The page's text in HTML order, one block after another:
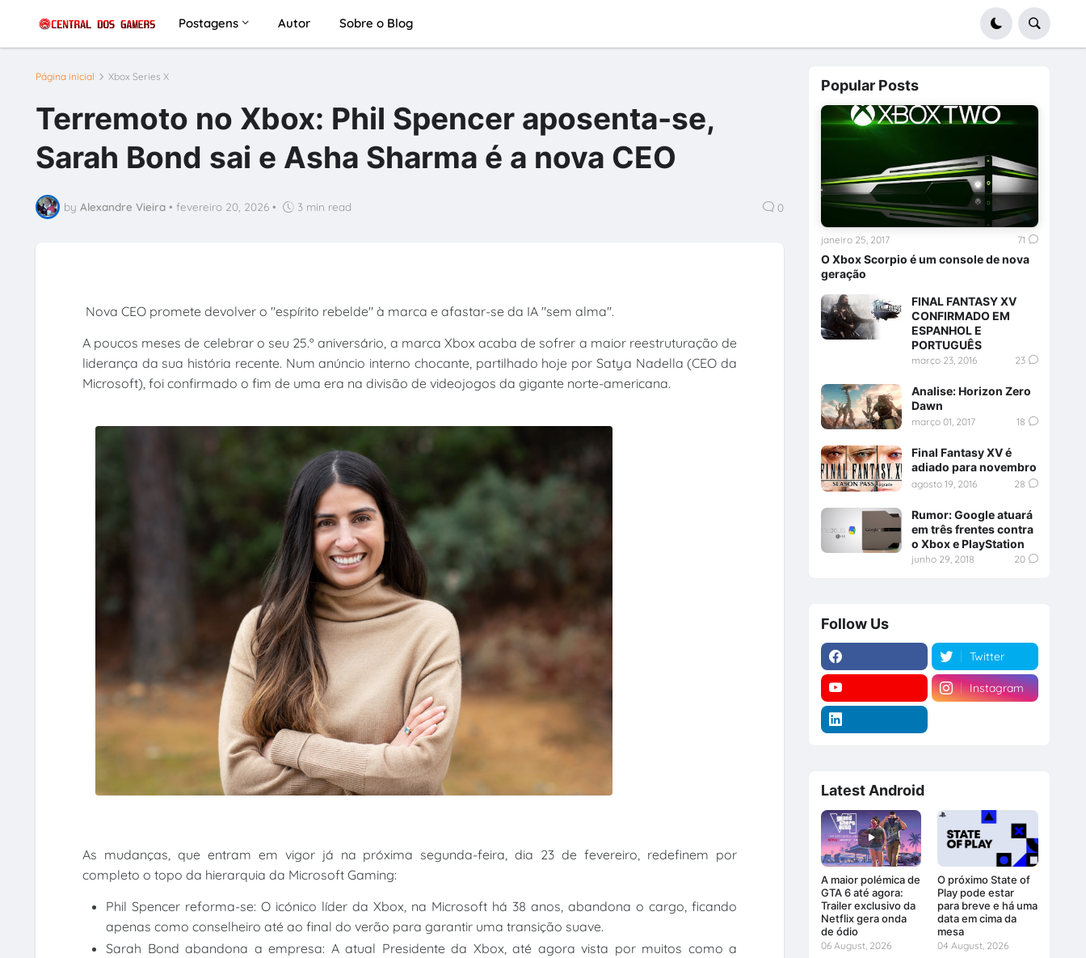
Postagens Autor Sobre o Blog
Página inicial Xbox Series X
Terremoto no Xbox: Phil Spencer aposenta-se,
Sarah Bond sai e Asha Sharma é a nova CEO
by Alexandre Vieira • fevereiro 20, 2026 • 3 min read 0
Nova CEO promete devolver o "espírito rebelde" à marca e afastar-se da IA "sem alma".
A poucos meses de celebrar o seu 25.º aniversário, a marca Xbox acaba de sofrer a maior reestruturação de
liderança da sua história recente. Num anúncio interno chocante, partilhado hoje por Satya Nadella (CEO da
Microsoft), foi confirmado o fim de uma era na divisão de videojogos da gigante norte-americana.
As mudanças, que entram em vigor já na próxima segunda-feira, dia 23 de fevereiro, redefinem por
completo o topo da hierarquia da Microsoft Gaming:
Phil Spencer reforma-se: O icónico líder da Xbox, na Microsoft há 38 anos, abandona o cargo, ficando
apenas como conselheiro até ao final do verão para garantir uma transição suave.
Sarah Bond abandona a empresa: A atual Presidente da Xbox, até agora vista por muitos como a
Popular Posts
O Xbox Scorpio é um console de nova
geração
janeiro 25, 2017 71
FINAL FANTASY XV
CONFIRMADO EM
ESPANHOL E
PORTUGUÊS
março 23, 2016 23
Analise: Horizon Zero
Dawn
março 01, 2017 18
Final Fantasy XV é
adiado para novembro
agosto 19, 2016 28
Rumor: Google atuará
em três frentes contra
o Xbox e PlayStation
junho 29, 2018 20
Follow Us
Twitter
Instagram
Latest Android
A maior polémica de
GTA 6 até agora:
Trailer exclusivo da
Netflix gera onda
de ódio
06 August, 2026
O próximo State of
Play pode estar
para breve e há uma
data em cima da
mesa
04 August, 2026